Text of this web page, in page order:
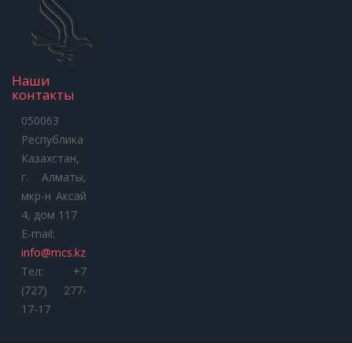
Наши
контакты
050063
Республика
Казахстан,
г. Алматы,
мкр-н Аксай
4, дом 117
E-mail:
info@mcs.kz
Тел: +7
(727) 277-
17-17